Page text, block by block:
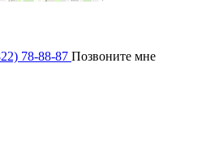
78-88-87 Позвоните мне